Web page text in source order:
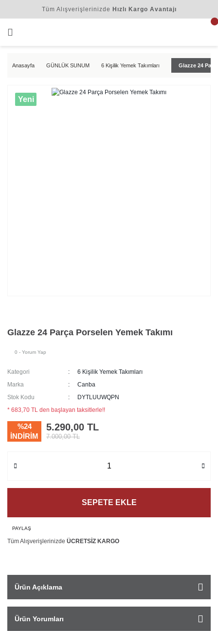
Tüm Alışverişlerinizde Hızlı Kargo Avantajı
Anasayfa GÜNLÜK SUNUM 6 Kişilik Yemek Takımları Glazze 24
Yeni
Glazze 24 Parça Porselen Yemek Takımı
0 - Yorum Yap
Kategori
6 Kişilik Yemek Takımları
Marka
Canba
Stok Kodu
DYTLUUWQPN
* 683,70 TL den başlayan taksitlerle!!
%24
İNDİRİM
5.290,00 TL
7.000,00 TL
SEPETE EKLE
PAYLAŞ
Tüm Alışverişlerinizde ÜCRETSİZ KARGO
Ürün Açıklama
Ürün Yorumları